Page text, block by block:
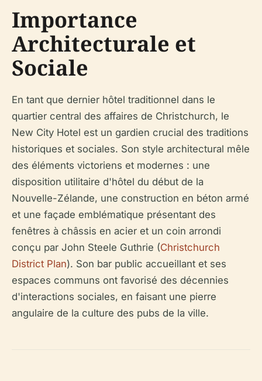
Importance
Architecturale et
Sociale
En tant que dernier hôtel traditionnel dans le
quartier central des affaires de Christchurch, le
New City Hotel est un gardien crucial des traditions
historiques et sociales. Son style architectural mêle
des éléments victoriens et modernes : une
disposition utilitaire d'hôtel du début de la
Nouvelle-Zélande, une construction en béton armé
et une façade emblématique présentant des
fenêtres à châssis en acier et un coin arrondi
conçu par John Steele Guthrie (Christchurch
District Plan). Son bar public accueillant et ses
espaces communs ont favorisé des décennies
d'interactions sociales, en faisant une pierre
angulaire de la culture des pubs de la ville.